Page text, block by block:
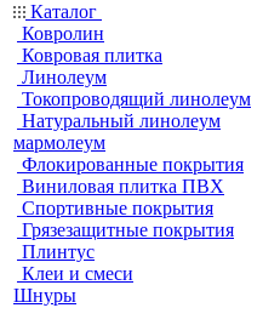
Каталог
Ковролин
Ковровая плитка
Линолеум
Токопроводящий линолеум
Натуральный линолеум
мармолеум
Флокированные покрытия
Виниловая плитка ПВХ
Спортивные покрытия
Грязезащитные покрытия
Плинтус
Клеи и смеси
Шнуры